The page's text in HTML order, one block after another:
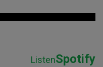
ListenSpotify